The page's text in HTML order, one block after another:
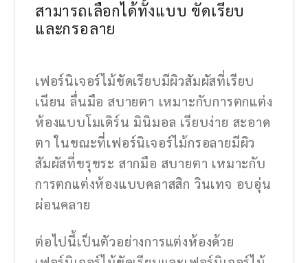
สามารถเลือกได้ทั้งแบบ ขัดเรียบ
และกรอลาย
เฟอร์นิเจอร์ไม้ขัดเรียบมีผิวสัมผัสที่เรียบ
เนียน ลื่นมือ สบายตา เหมาะกับการตกแต่ง
ห้องแบบโมเดิร์น มินิมอล เรียบง่าย สะอาด
ตา ในขณะที่เฟอร์นิเจอร์ไม้กรอลายมีผิว
สัมผัสที่ขรุขระ สากมือ สบายตา เหมาะกับ
การตกแต่งห้องแบบคลาสสิก วินเทจ อบอุ่น
ผ่อนคลาย
ต่อไปนี้เป็นตัวอย่างการแต่งห้องด้วย